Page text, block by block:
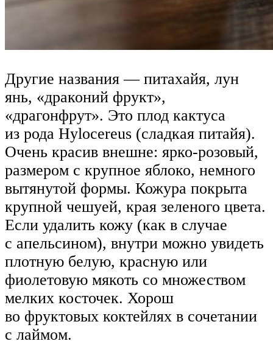
Другие названия — питахайя, лун
янь, «драконий фрукт»,
«драгонфрут». Это плод кактуса
из рода Hylocereus (сладкая питайя).
Очень красив внешне: ярко-розовый,
размером с крупное яблоко, немного
вытянутой формы. Кожура покрыта
крупной чешуей, края зеленого цвета.
Если удалить кожу (как в случае
с апельсином), внутри можно увидеть
плотную белую, красную или
фиолетовую мякоть со множеством
мелких косточек. Хорош
во фруктовых коктейлях в сочетании
с лаймом.